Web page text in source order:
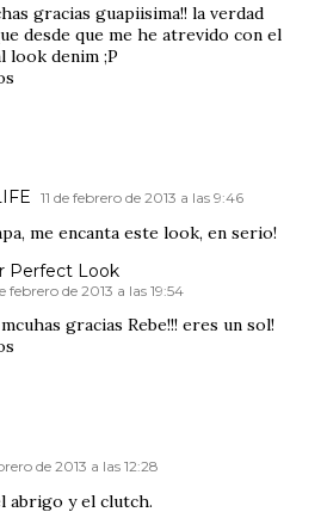
gracias guapiisima!! la verdad
desde que me he atrevido con el
look denim ;P
11 de febrero de 2013 a las 9:46
me encanta este look, en serio!
Perfect Look
febrero de 2013 a las 19:54
gracias Rebe!!! eres un sol!
de 2013 a las 12:28
abrigo y el clutch.